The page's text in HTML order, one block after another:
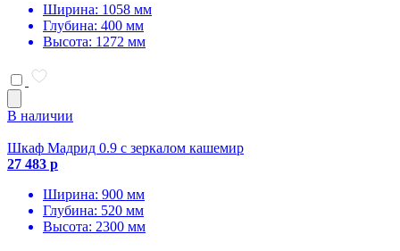
Ширина: 1058 мм
Глубина: 400 мм
Высота: 1272 мм
В наличии
Шкаф Мадрид 0.9 с зеркалом кашемир
27 483 р
Ширина: 900 мм
Глубина: 520 мм
Высота: 2300 мм